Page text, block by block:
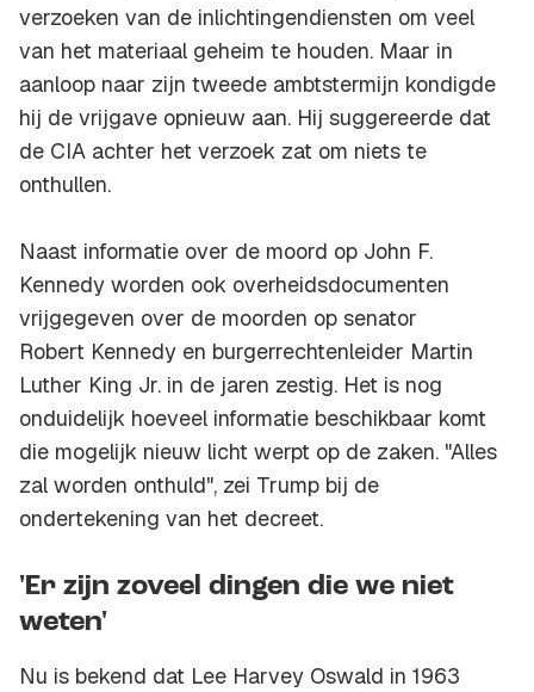
verzoeken van de inlichtingendiensten om veel
van het materiaal geheim te houden. Maar in
aanloop naar zijn tweede ambtstermijn kondigde
hij de vrijgave opnieuw aan. Hij suggereerde dat
de CIA achter het verzoek zat om niets te
onthullen.
Naast informatie over de moord op John F.
Kennedy worden ook overheidsdocumenten
vrijgegeven over de moorden op senator
Robert Kennedy en burgerrechtenleider Martin
Luther King Jr. in de jaren zestig. Het is nog
onduidelijk hoeveel informatie beschikbaar komt
die mogelijk nieuw licht werpt op de zaken. "Alles
zal worden onthuld", zei Trump bij de
ondertekening van het decreet.
'Er zijn zoveel dingen die we niet
weten'
Nu is bekend dat Lee Harvey Oswald in 1963